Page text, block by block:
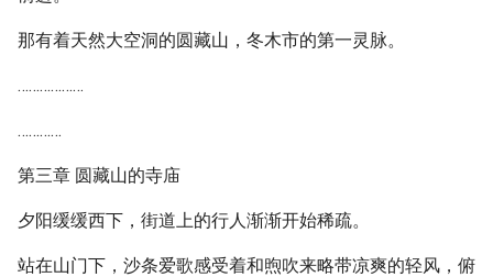
那有着天然大空洞的圆藏山，冬木市的第一灵脉。
………………
…………
第三章 圆藏山的寺庙
夕阳缓缓西下，街道上的行人渐渐开始稀疏。
站在山门下，沙条爱歌感受着和煦吹来略带凉爽的轻风，俯